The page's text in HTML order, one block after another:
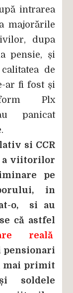
intrarea
majorările
dupa
pensie, și
de
ar fi fost și
Plx
panicat
si CCR
a viitorilor
pe
in
o, si au
că astfel
reală
pensionari
mai primit
soldele